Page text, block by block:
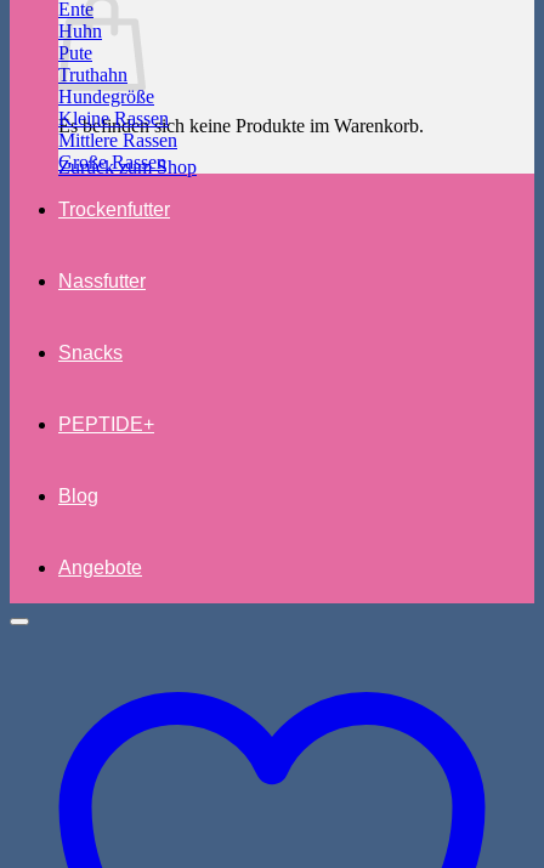
Es befinden sich keine Produkte im Warenkorb.
Zurück zum Shop
Ente
Huhn
Pute
Truthahn
Hundegröße
Kleine Rassen
Mittlere Rassen
Große Rassen
Trockenfutter
Nassfutter
Snacks
PEPTIDE+
Blog
Angebote